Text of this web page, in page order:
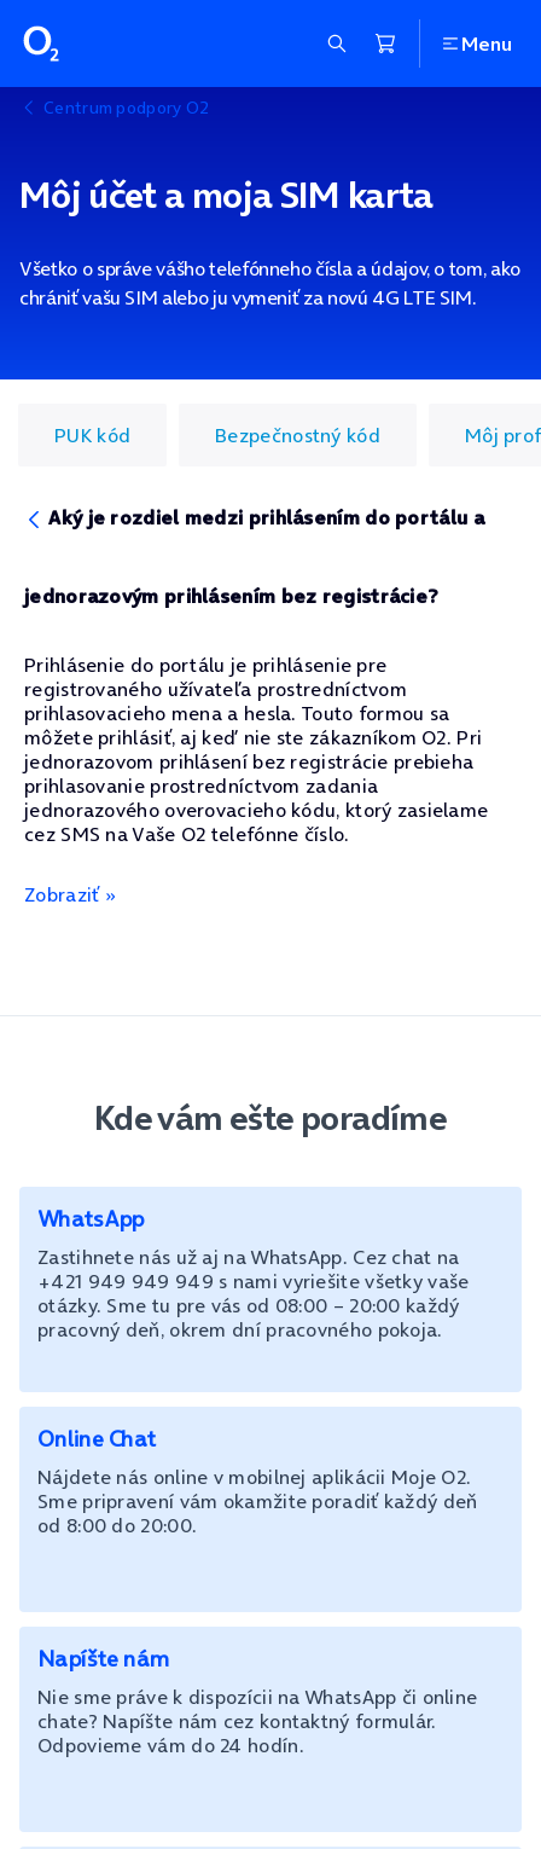
Menu
Centrum podpory O2
Môj účet a moja SIM karta
Všetko o správe vášho telefónneho čísla a údajov, o tom, ako
chrániť vašu SIM alebo ju vymeniť za novú 4G LTE SIM.
PUK kód Bezpečnostný kód Môj
Aký je rozdiel medzi prihlásením do portálu a
jednorazovým prihlásením bez registrácie?
Prihlásenie do portálu je prihlásenie pre
registrovaného užívateľa prostredníctvom
prihlasovacieho mena a hesla. Touto formou sa
môžete prihlásiť, aj keď nie ste zákazníkom O2. Pri
jednorazovom prihlásení bez registrácie prebieha
prihlasovanie prostredníctvom zadania
jednorazového overovacieho kódu, ktorý zasielame
cez SMS na Vaše O2 telefónne číslo.
Zobraziť »
Kde vám ešte poradíme
WhatsApp
Zastihnete nás už aj na WhatsApp. Cez chat na
+421 949 949 949 s nami vyriešite všetky vaše
otázky. Sme tu pre vás od 08:00 – 20:00 každý
pracovný deň, okrem dní pracovného pokoja.
Online Chat
Nájdete nás online v mobilnej aplikácii Moje O2.
Sme pripravení vám okamžite poradiť každý deň
od 8:00 do 20:00.
Napíšte nám
Nie sme práve k dispozícii na WhatsApp či online
chate? Napíšte nám cez kontaktný formulár.
Odpovieme vám do 24 hodín.